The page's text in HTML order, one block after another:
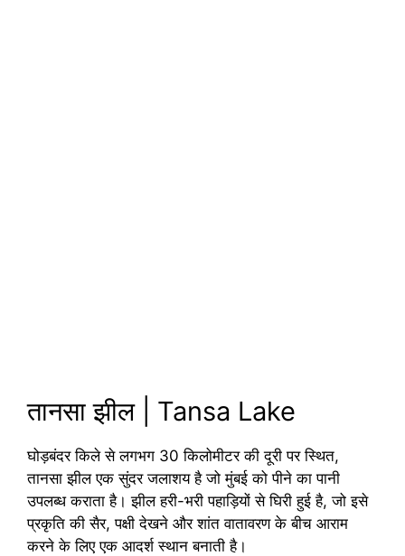
तानसा झील | Tansa Lake
घोड़बंदर किले से लगभग 30 किलोमीटर की दूरी पर स्थित,
तानसा झील एक सुंदर जलाशय है जो मुंबई को पीने का पानी
उपलब्ध कराता है। झील हरी-भरी पहाड़ियों से घिरी हुई है, जो इसे
प्रकृति की सैर, पक्षी देखने और शांत वातावरण के बीच आराम
करने के लिए एक आदर्श स्थान बनाती है।